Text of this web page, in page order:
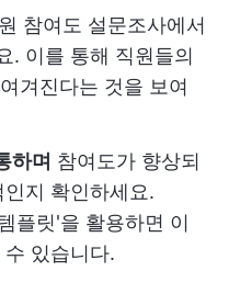
참여도 설문조사에서
. 이를 통해 직원들의
겨진다는 것을 보여
하며 참여도가 향상되
지 확인하세요.
플릿'을 활용하면 이
있습니다.